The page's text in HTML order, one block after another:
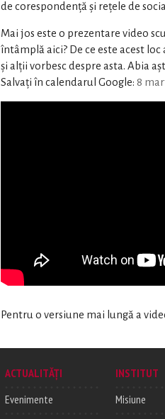
de corespondență și rețele de
Mai jos este o prezentare video
întâmplă aici? De ce este acest
și alții vorbesc despre asta. Abia
Salvați în calendarul Google: 8
Pentru o versiune mai lungă a
ACTUALITĂȚI
Evenimente
INSTITUT
Misiune